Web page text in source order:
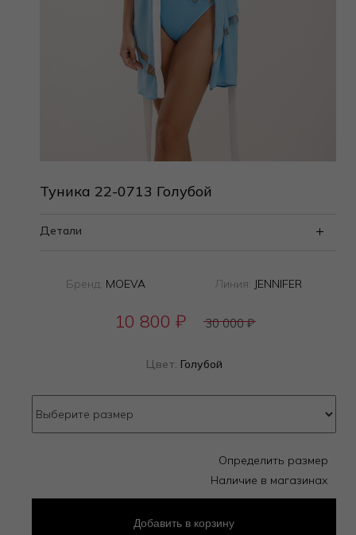
Туника 22-0713 Голубой
Детали
Бренд: MOEVA Линия: JENNIFER
10 800 ₽ 30 000₽
Цвет: Голубой
Определить размер
Наличие в магазинах
Добавить в корзину